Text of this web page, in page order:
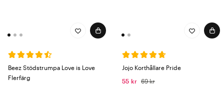
Beez Stödstrumpa Love is Love
Flerfärg
Jojo Korthållare Pride
55 kr 69 kr